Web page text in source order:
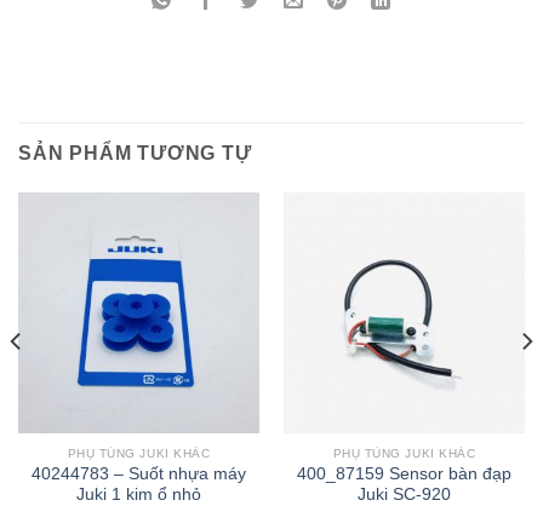
SẢN PHẨM TƯƠNG TỰ
PHỤ TÙNG JUKI KHÁC
40244783 – Suốt nhựa máy
Juki 1 kim ổ nhỏ
PHỤ TÙNG JUKI KHÁC
400_87159 Sensor bàn đạp
Juki SC-920